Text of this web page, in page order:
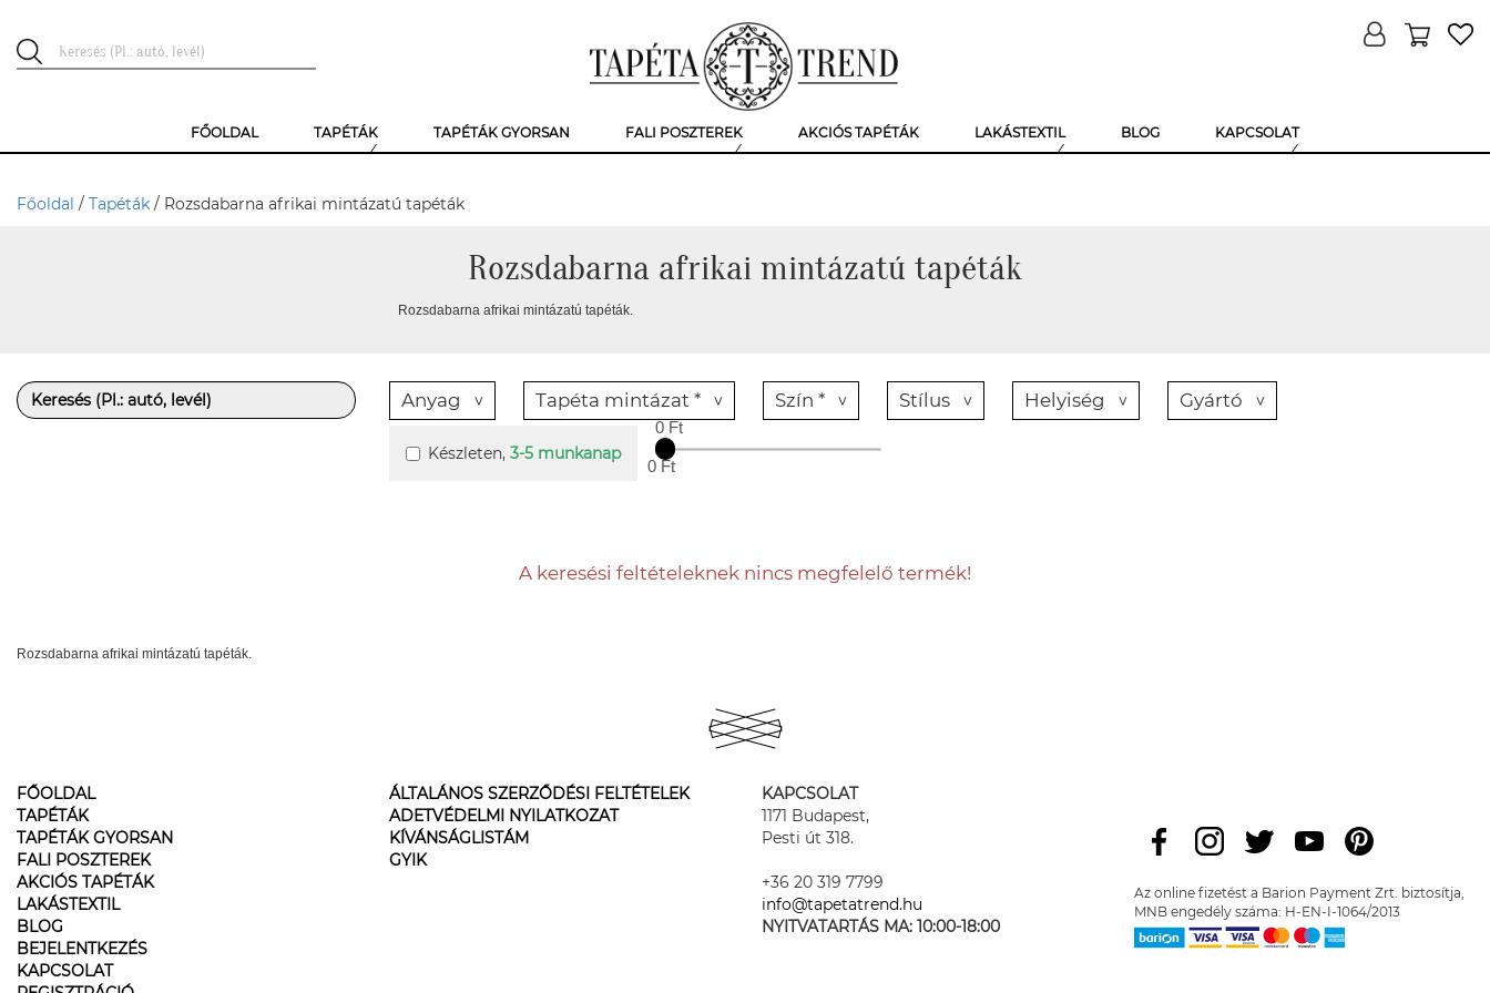
FŐOLDAL TAPÉTÁK TAPÉTÁK GYORSAN FALI POSZTEREK AKCIÓS TAPÉTÁK LAKÁSTEXTIL BLOG KAPCSOLAT
Főoldal / Tapéták / Rozsdabarna afrikai mintázatú tapéták
Rozsdabarna afrikai mintázatú tapéták
Rozsdabarna afrikai mintázatú tapéták.
Anyag Tapéta mintázat * Szín * Stílus Helyiség Gyártó
Készleten, 3-5 munkanap
0 Ft
0 Ft
A keresési feltételeknek nincs megfelelő termék!
Rozsdabarna afrikai mintázatú tapéták.
FŐOLDAL
TAPÉTÁK
TAPÉTÁK GYORSAN
FALI POSZTEREK
AKCIÓS TAPÉTÁK
LAKÁSTEXTIL
BLOG
BEJELENTKEZÉS
KAPCSOLAT
ÁLTALÁNOS SZERZŐDÉSI FELTÉTELEK
ADETVÉDELMI NYILATKOZAT
KÍVÁNSÁGLISTÁM
GYIK
KAPCSOLAT
1171 Budapest,
Pesti út 318.
+36 20 319 7799
info@tapetatrend.hu
NYITVATARTÁS MA: 10:00-18:00
Az online fizetést a Barion Payment Zrt. biztosítja,
MNB engedély száma: H-EN-I-1064/2013